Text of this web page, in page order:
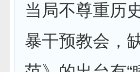
当局不尊重历
暴干预教会，